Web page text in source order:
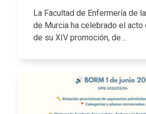
La Facultad de Enfermería de
de Murcia ha celebrado el acto
de su XIV promoción, de…